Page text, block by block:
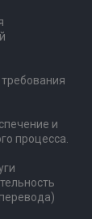
и
процесса.